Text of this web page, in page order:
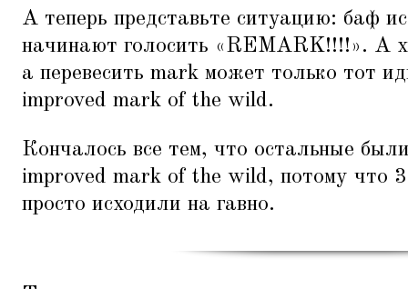
А теперь представьте ситуацию: баф
начинают голосить «REMARK!!!!». А
а перевесить mark может только тот
improved mark of the wild.
Кончалось все тем, что остальные
improved mark of the wild, потому что
просто исходили на гавно.